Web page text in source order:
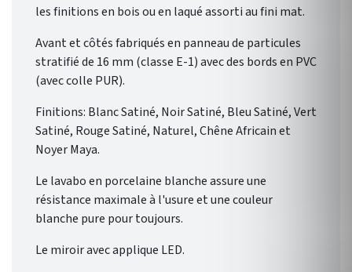
les finitions en bois ou en laqué assorti au fini mat.
Avant et côtés fabriqués en panneau de particules
stratifié de 16 mm (classe E-1) avec des bords en PVC
(avec colle PUR).
Finitions: Blanc Satiné, Noir Satiné, Bleu Satiné, Vert
Satiné, Rouge Satiné, Naturel, Chêne Africain et
Noyer Maya.
Le lavabo en porcelaine blanche assure une
résistance maximale à l'usure et une couleur
blanche pure pour toujours.
Le miroir avec applique LED.